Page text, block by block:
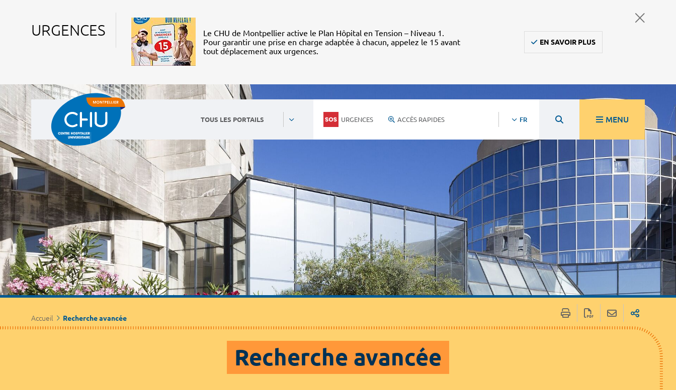
URGENCES
Le CHU de Montpellier active le Plan Hôpital en Tension – Niveau 1.
Pour garantir une prise en charge adaptée à chacun, appelez le 15 avant
tout déplacement aux urgences.
EN SAVOIR PLUS
TOUS LES PORTAILS URGENCES ACCÈS RAPIDES FR MENU
Accueil Recherche avancée
Recherche avancée